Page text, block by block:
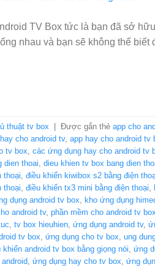
TV Box tức là bạn đã sở
nhau và bạn sẽ không thể
thuật tv box Được gắn thẻ app cho
cho android tv, app hay cho android tv
tv box, các ứng dụng hay cho android tv
dien thoai, dieu khien tv box bang dien
thoại, điều khiển kiwibox s2 bằng điện
thoại, điều khiển tx3 mini bằng điện thoại,
dụng android tv box, kho ứng dụng
android tv, phần mềm cho android tv box
, tv box hieuhien, ứng dụng android tv,
tv box, ứng dụng cho tv box, ung
android tv box bằng giọng nói, ứng
, ứng dụng hay cho tv box, ứng